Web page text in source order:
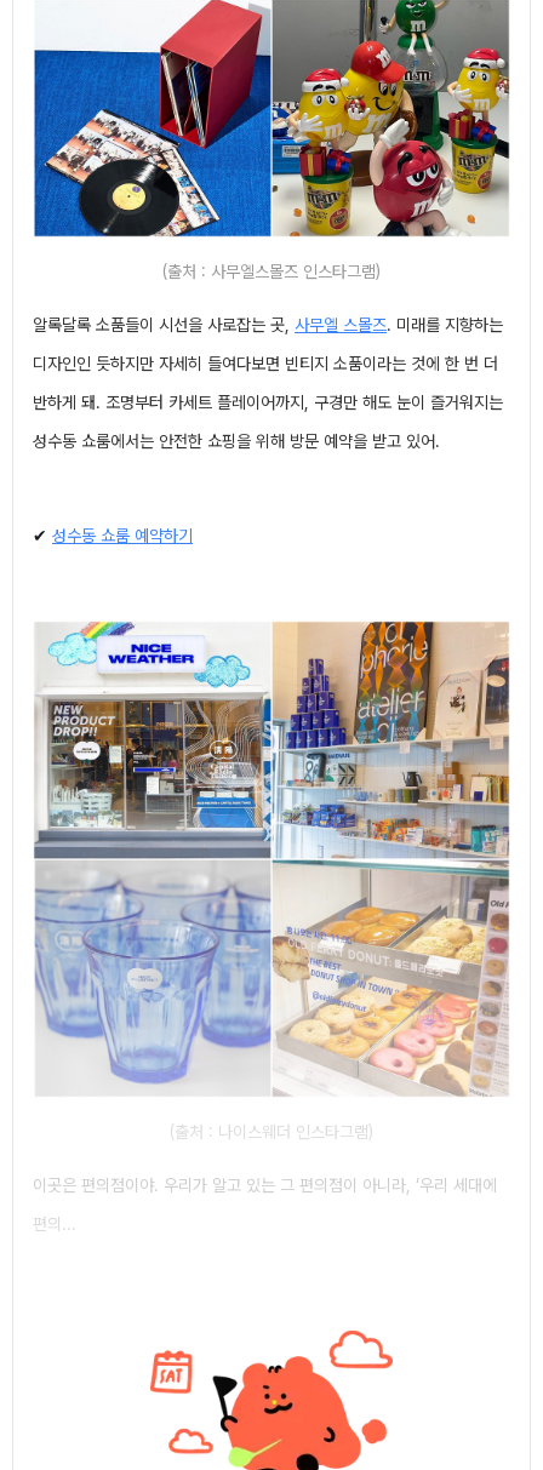
(출처 : 사무엘스몰즈 인스타그램)
알록달록 소품들이 시선을 사로잡는 곳, 사무엘 스몰즈. 미래를 지향하는
디자인인 듯하지만 자세히 들여다보면 빈티지 소품이라는 것에 한 번 더
반하게 돼. 조명부터 카세트 플레이어까지, 구경만 해도 눈이 즐거워지는
성수동 쇼룸에서는 안전한 쇼핑을 위해 방문 예약을 받고 있어.
✔ 성수동 쇼룸 예약하기
(출처 : 나이스웨더 인스타그램)
이곳은 편의점이야. 우리가 알고 있는 그 편의점이 아니라, ‘우리 세대에
편의...